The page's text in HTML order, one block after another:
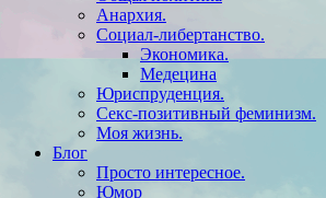
Анархия.
Социал-либертанство.
Экономика.
Медецина
Юриспруденция.
Секс-позитивный феминизм.
Моя жизнь.
Блог
Просто интересное.
Юмор